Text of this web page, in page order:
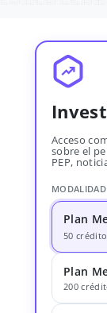
Acceso
sobre el
PEP,
Plan
50
Plan
200